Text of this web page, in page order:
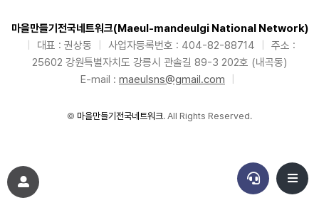
마을만들기전국네트워크(Maeul-mandeulgi National Network)
대표 : 권상동 사업자등록번호 : 404-82-88714
주소 :
25602 강원특별자치도 강릉시 관솔길 89-3 202호 (내곡동)
E-mail : maeulsns@gmail.com
© 마을만들기전국네트워크. All Rights Reserved.